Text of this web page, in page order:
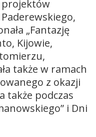
projektów
„Fantazję
Kijowie,
także w ramach
z okazji
także podczas
i Dni